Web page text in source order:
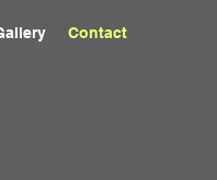
Contact